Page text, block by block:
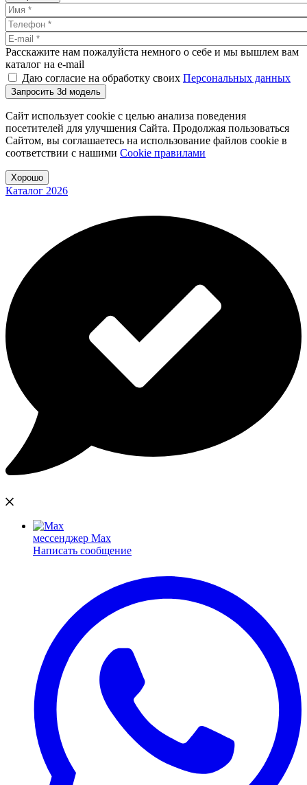
Расскажите нам пожалуйста немного о себе и мы вышлем вам
каталог на e-mail
Даю согласие на обработку своих Персональных данных
Запросить 3d модель
Сайт использует cookie с целью анализа поведения
посетителей для улучшения Сайта. Продолжая пользоваться
Сайтом, вы соглашаетесь на использование файлов cookie в
соответствии с нашими Cookiе правилами
Хорошо
Каталог 2026
мессенджер Max
Написать сообщение